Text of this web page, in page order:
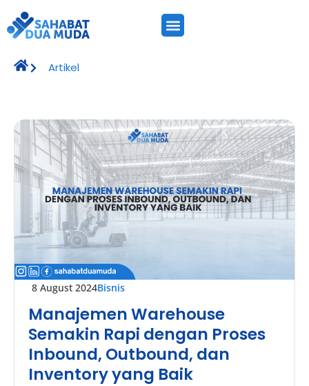
Artikel
8 August 2024Bisnis
Manajemen Warehouse
Semakin Rapi dengan Proses
Inbound, Outbound, dan
Inventory yang Baik